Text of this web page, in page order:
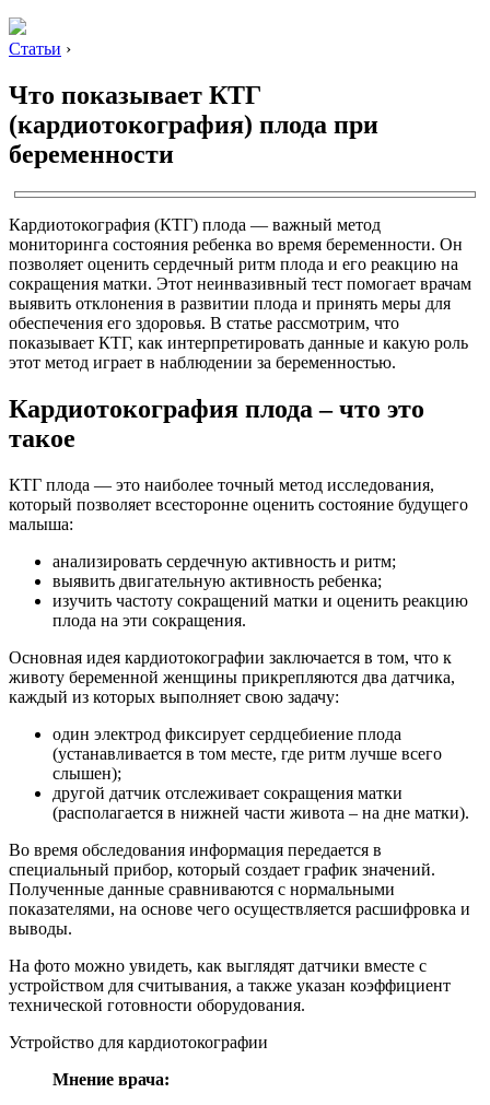
Статьи ›
Что показывает КТГ
(кардиотокография) плода при
беременности
Кардиотокография (КТГ) плода — важный метод
мониторинга состояния ребенка во время беременности. Он
позволяет оценить сердечный ритм плода и его реакцию на
сокращения матки. Этот неинвазивный тест помогает врачам
выявить отклонения в развитии плода и принять меры для
обеспечения его здоровья. В статье рассмотрим, что
показывает КТГ, как интерпретировать данные и какую роль
этот метод играет в наблюдении за беременностью.
Кардиотокография плода – что это
такое
КТГ плода — это наиболее точный метод исследования,
который позволяет всесторонне оценить состояние будущего
малыша:
анализировать сердечную активность и ритм;
выявить двигательную активность ребенка;
изучить частоту сокращений матки и оценить реакцию
плода на эти сокращения.
Основная идея кардиотокографии заключается в том, что к
животу беременной женщины прикрепляются два датчика,
каждый из которых выполняет свою задачу:
один электрод фиксирует сердцебиение плода
(устанавливается в том месте, где ритм лучше всего
слышен);
другой датчик отслеживает сокращения матки
(располагается в нижней части живота – на дне матки).
Во время обследования информация передается в
специальный прибор, который создает график значений.
Полученные данные сравниваются с нормальными
показателями, на основе чего осуществляется расшифровка и
выводы.
На фото можно увидеть, как выглядят датчики вместе с
устройством для считывания, а также указан коэффициент
технической готовности оборудования.
Устройство для кардиотокографии
Мнение врача: